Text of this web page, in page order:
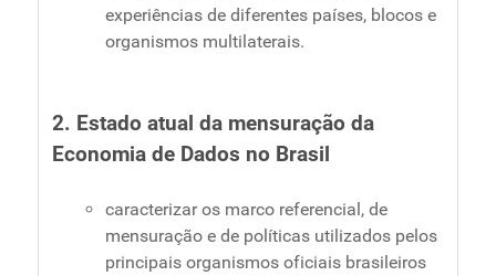
experiências de diferentes países, blocos e
organismos multilaterais.
2. Estado atual da mensuração da
Economia de Dados no Brasil
caracterizar os marco referencial, de
mensuração e de políticas utilizados pelos
principais organismos oficiais brasileiros